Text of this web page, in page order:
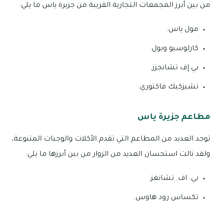
من بين أبرز المجمعات التجارية القريبة من جزيرة ياس ما يلي:
مول ياس.
كارلوسيو وبول.
بي إف تشانجزز.
تشيزكيك فاكتوري.
مطاعم جزيرة ياس
توجد العديد من المطاعم التي تقدم الأكلات والوجبات المتنوعة،
ولقد نالت استحسان العديد من الزوار من بين أبرزها ما يلي:
بي. اف. تشانغز.
تكساس رود هاوس.